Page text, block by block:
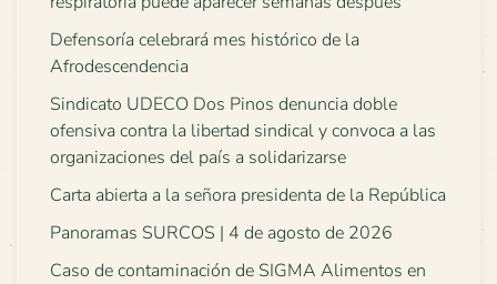
Defensoría celebrará mes histórico de la
Afrodescendencia
Sindicato UDECO Dos Pinos denuncia doble
ofensiva contra la libertad sindical y convoca a las
organizaciones del país a solidarizarse
Carta abierta a la señora presidenta de la República
Panoramas SURCOS | 4 de agosto de 2026
Caso de contaminación de SIGMA Alimentos en